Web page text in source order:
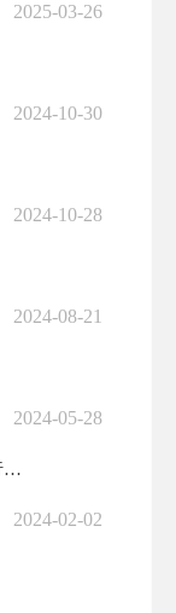
2025-03-26
2024-10-30
2024-10-28
2024-08-21
2024-05-28
关于开展“清朗·网络空间”专项治理行动的通告
2024-02-02